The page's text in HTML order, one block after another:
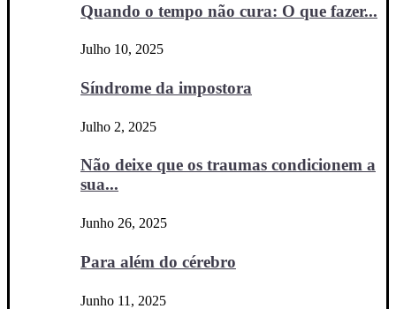
Quando o tempo não cura: O que fazer...
Julho 10, 2025
Síndrome da impostora
Julho 2, 2025
Não deixe que os traumas condicionem a
sua...
Junho 26, 2025
Para além do cérebro
Junho 11, 2025